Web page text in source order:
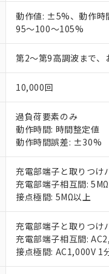
動作値: ±5%、動作
95～100～105%
第2～第9高調波まで、
10,000回
過負荷要素のみ
動作時間: 時間整定値
動作時間誤差: ±30%
充電部端子と取りつけ
充電部端子相互間:
接点極間: 5MΩ以上
充電部端子と取りつけ
充電部端子相互間:
接点極間: AC1,000V 1